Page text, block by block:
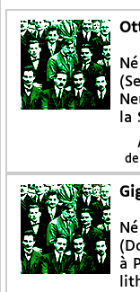
la
à